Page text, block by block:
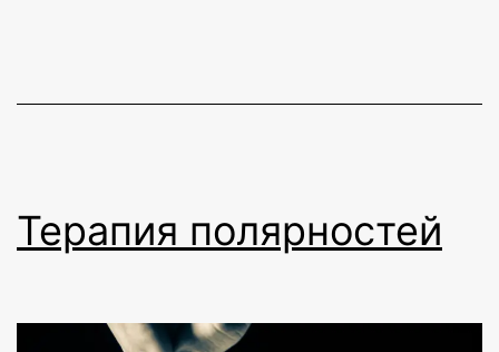
Терапия полярностей